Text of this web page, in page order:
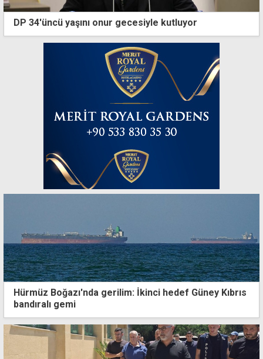
DP 34'üncü yaşını onur gecesiyle kutluyor
Hürmüz Boğazı'nda gerilim: İkinci hedef Güney Kıbrıs
bandıralı gemi